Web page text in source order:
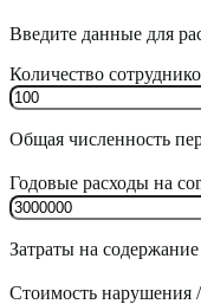
Введите данные для
Количество
Общая численность
Годовые расходы на
Затраты на
Стоимость нарушения